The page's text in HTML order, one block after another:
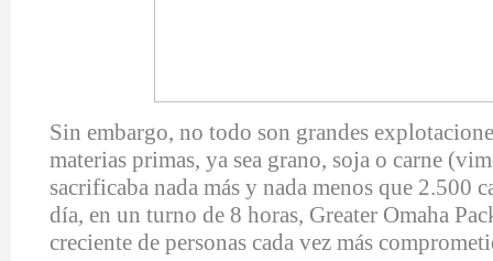
Sin embargo, no todo son grandes
materias primas, ya sea grano, soja o carne
sacrificaba nada más y nada menos que 2.500
día, en un turno de 8 horas, Greater Omaha
creciente de personas cada vez más